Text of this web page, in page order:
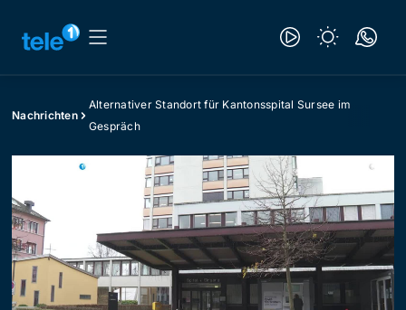
Nachrichten
Alternativer Standort für Kantonsspital Sursee im
Gespräch